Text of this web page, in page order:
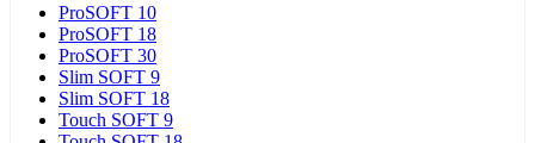
ProSOFT 10
ProSOFT 18
ProSOFT 30
Slim SOFT 9
Slim SOFT 18
Touch SOFT 9